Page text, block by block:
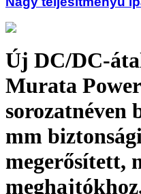
Új DC/DC-
Murata
sorozatnéven
mm
megerősített,